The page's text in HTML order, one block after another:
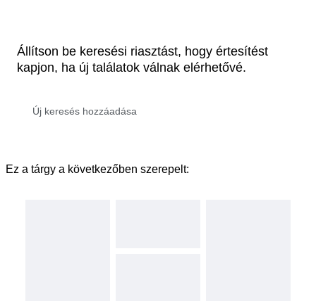
Állítson be keresési riasztást, hogy értesítést
kapjon, ha új találatok válnak elérhetővé.
Ez a tárgy a következőben szerepelt: